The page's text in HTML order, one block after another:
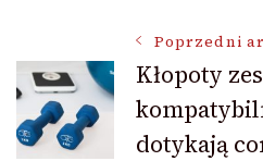
Nawigacja
wpisu
Poprzedni
Kłopoty
dotykają